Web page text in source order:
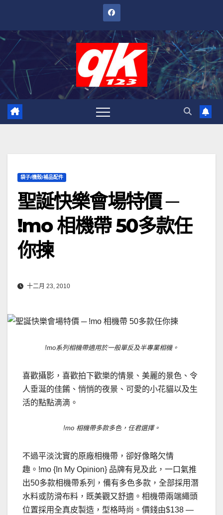
內
袋子/機殼/補品配件
聖誕快樂會場特價 ─
!mo 相機帶 50多款任
你揀
十二月 23, 2010
!mo系列相機帶適用於一般單反及半專業相機。
喜歡攝影，喜歡拍下歡樂的情景、美麗的景色、令
人垂涎的佳餚、悄悄的夜景、可愛的小花貓以及生
活的點點滴滴。
!mo 相機帶多款多色，任君選擇。
不過平淡沈實的原廠相機帶，卻好像略欠情
趣。!mo {In My Opinion} 品牌有見及此，一口氣推
出50多款相機帶系列，備有多色多款，全部採用潛
水料或防滑布料，既美觀又舒適。相機帶兩端繩頭
位置採用全真皮製造，型格時尚。價錢由$138 —